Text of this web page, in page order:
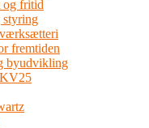
fritid
fremtiden
byudvikling